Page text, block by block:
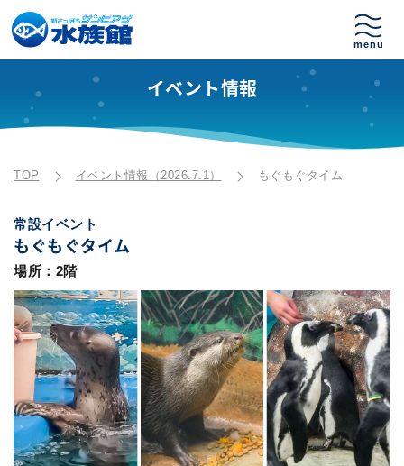
イベント情報
TOP イベント情報（2026.7.1） もぐもぐタイム
常設イベント
もぐもぐタイム
場所：2階